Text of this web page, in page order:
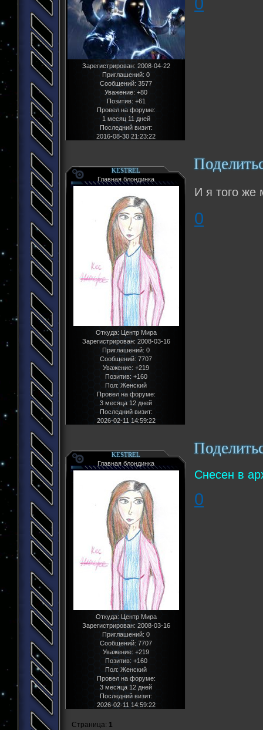
Зарегистрирован: 2008-04-22
Приглашений: 0
Сообщений: 3577
Уважение: +80
Позитив: +61
Провел на форуме:
1 месяц 11 дней
Последний визит:
2016-08-30 21:23:22
KESTREL
Главная блондинка
Откуда:Центр Мира
Зарегистрирован: 2008-03-16
Приглашений: 0
Сообщений: 7707
Уважение: +219
Позитив: +160
Пол:Женский
Провел на форуме:
3 месяца 12 дней
Последний визит:
2026-02-11 14:59:22
И я того же
0
KESTREL
Главная блондинка
Откуда:Центр Мира
Зарегистрирован: 2008-03-16
Приглашений: 0
Сообщений: 7707
Уважение: +219
Позитив: +160
Пол:Женский
Провел на форуме:
3 месяца 12 дней
Последний визит:
2026-02-11 14:59:22
Снесен в
0
Страница: 1